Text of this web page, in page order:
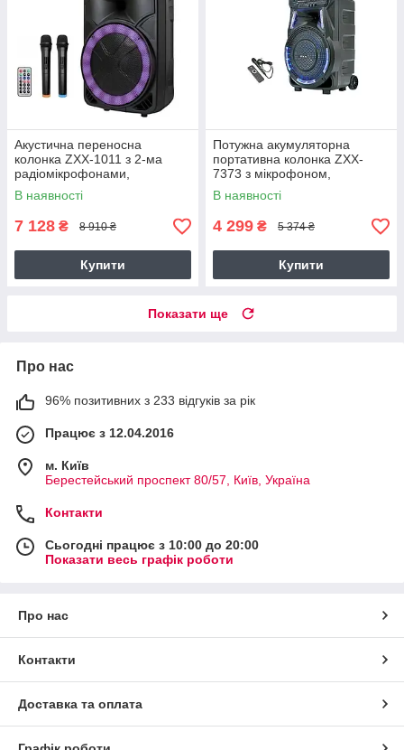
Акустична переносна
колонка ZXX-1011 з 2-ма
радіомікрофонами,
Потужність 300Вт, 15",
45х72х36см,
USB/SD/FM/BT/2MIC/ДК,
чорна
В наявності
7 128 ₴ 8 910 ₴
Купити
Потужна акумуляторна
портативна колонка ZXX-
7373 з мікрофоном,
Потужність 40Вт, 53х35х28см,
з караоке
В наявності
4 299 ₴ 5 374 ₴
Купити
Показати ще
Про нас
96% позитивних з 233 відгуків за рік
Працює з 12.04.2016
м. Київ
Берестейський проспект 80/57, Київ, Україна
Контакти
Сьогодні працює з 10:00 до 20:00
Показати весь графік роботи
Про нас
Контакти
Доставка та оплата